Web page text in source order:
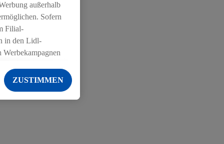
außerhalb
Sofern
Filial-
in den Lidl-
Diensten
der Lidl-Dienste,
Geschlecht -
auch
ZUSTIMMEN